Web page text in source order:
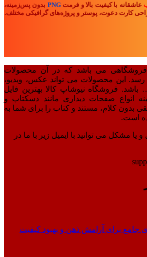
عاشقانه با کیفیت بالا و فرمتPNG بدون پس‌زمینه،
کارت دعوت، پوستر و پروژه‌های گرافیکی مختلف.
می باشد که در آن محصولات
این محصولات می تواند عکس، ویدیو،
فروشگاه نیوشاپ کالا بهترین فایل
انواع صفحات دیداری مانند دسکتاپ و
بدون کلام، مستند و کتاب را برای شما به
است.
مشکل می توانید با ایمیل زیر با ما در
جامع برای آرامش ذهن و بهبود کیفیت